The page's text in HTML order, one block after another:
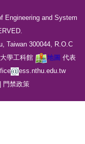
Engineering and System
Taiwan 300044, R.O.C
學工科館 地圖 代表
ess.nthu.edu.tw
門禁政策